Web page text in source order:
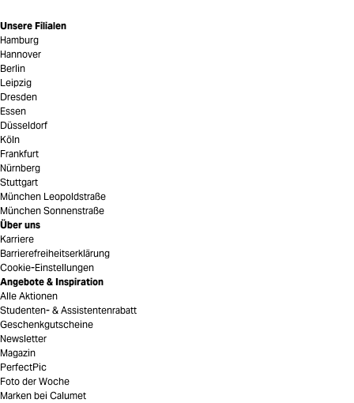
Unsere Filialen
Hamburg
Hannover
Berlin
Leipzig
Dresden
Essen
Düsseldorf
Köln
Frankfurt
Nürnberg
Stuttgart
München Leopoldstraße
München Sonnenstraße
Über uns
Karriere
Barrierefreiheitserklärung
Cookie-Einstellungen
Angebote & Inspiration
Alle Aktionen
Studenten- & Assistentenrabatt
Geschenkgutscheine
Newsletter
Magazin
PerfectPic
Foto der Woche
Marken bei Calumet